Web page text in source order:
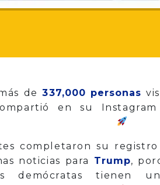
de337,000 personas
en su
completaron su
noticias para Trump,
demócratas tienen